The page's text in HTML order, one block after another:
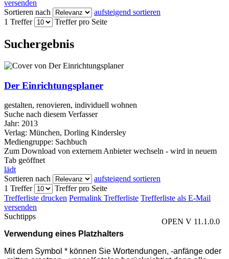
versenden
Sortieren nach
aufsteigend sortieren
1 Treffer
Treffer pro Seite
Suchergebnis
Der Einrichtungsplaner
gestalten, renovieren, individuell wohnen
Suche nach diesem Verfasser
Jahr: 2013
Verlag: München, Dorling Kindersley
Mediengruppe: Sachbuch
Zum Download von externem Anbieter wechseln - wird in neuem
Tab geöffnet
lädt
Sortieren nach
aufsteigend sortieren
1 Treffer
Treffer pro Seite
Trefferliste drucken Permalink Trefferliste Trefferliste als E-Mail
versenden
OPEN V 11.1.0.0
Suchtipps
Verwendung eines Platzhalters
Mit dem Symbol * können Sie Wortendungen, -anfänge oder